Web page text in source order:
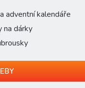
adventní kalendáře
na dárky